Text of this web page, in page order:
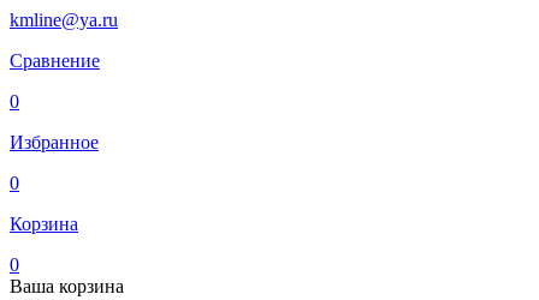
kmline@ya.ru
Сравнение
0
Избранное
0
Корзина
0
Ваша корзина